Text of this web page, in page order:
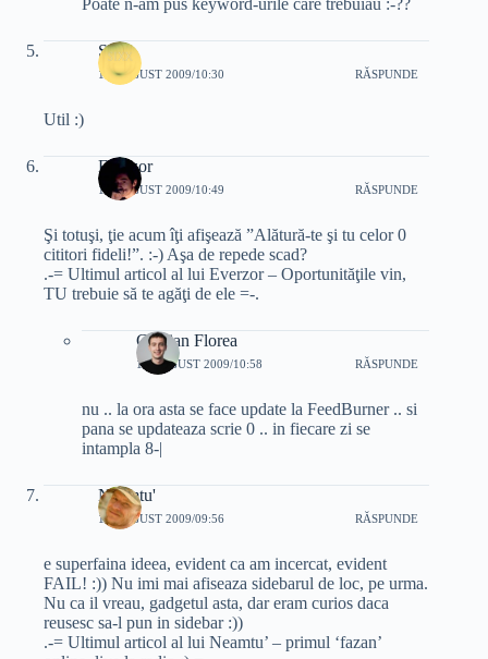
Poate n-am pus keyword-urile care trebuiau :-??
Sixx
11 AUGUST 2009/10:30 RĂSPUNDE
Util :)
Everzor
11 AUGUST 2009/10:49 RĂSPUNDE
Şi totuşi, ţie acum îţi afişează ”Alătură-te şi tu celor 0
cititori fideli!”. :-) Aşa de repede scad?
.-= Ultimul articol al lui Everzor – Oportunităţile vin,
TU trebuie să te agăţi de ele =-.
Cristian Florea
11 AUGUST 2009/10:58 RĂSPUNDE
nu .. la ora asta se face update la FeedBurner .. si
pana se updateaza scrie 0 .. in fiecare zi se
intampla 8-|
Neamtu'
11 AUGUST 2009/09:56 RĂSPUNDE
e superfaina ideea, evident ca am incercat, evident
FAIL! :)) Nu imi mai afiseaza sidebarul de loc, pe urma.
Nu ca il vreau, gadgetul asta, dar eram curios daca
reusesc sa-l pun in sidebar :))
.-= Ultimul articol al lui Neamtu’ – primul ‘fazan’